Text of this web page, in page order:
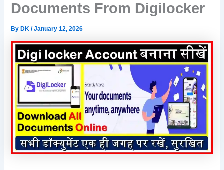
Documents From Digilocker
By DK/January 12, 2026